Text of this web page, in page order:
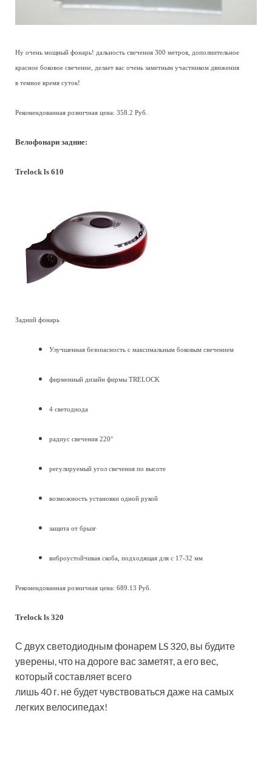
Ну очень мощный фонарь! дальность свечения 300 метров, дополнительное
красное боковое свечение, делает вас очень заметным участником движения
в темное время суток!
Рекомендованная розничная цена: 358.2 Руб.
Велофонари задние:
Trelock ls 610
Задний фонарь
Улучшенная безопасность с максимальным боковым свечением
фирменный дизайн фирмы TRELOCK
4 светодиода
радиус свечения 220°
регулируемый угол свечения по высоте
возможность установки одной рукой
защита от брызг
виброустойчивая скоба, подходящая для с 17-32 мм
Рекомендованная розничная цена: 689.13 Руб.
Trelock ls 320
С двух светодиодным фонарем LS 320, вы будите
уверены, что на дороге вас заметят, а его вес,
который составляет всего
лишь 40 г. не будет чувствоваться даже на самых
легких велосипедах!